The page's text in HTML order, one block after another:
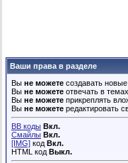
Ваши права в разделе
Вы не можете создавать
Вы не можете отвечать в темах
Вы не можете прикреплять
Вы не можете редактировать
BB коды Вкл.
Смайлы Вкл.
[IMG] код Вкл.
HTML код Выкл.